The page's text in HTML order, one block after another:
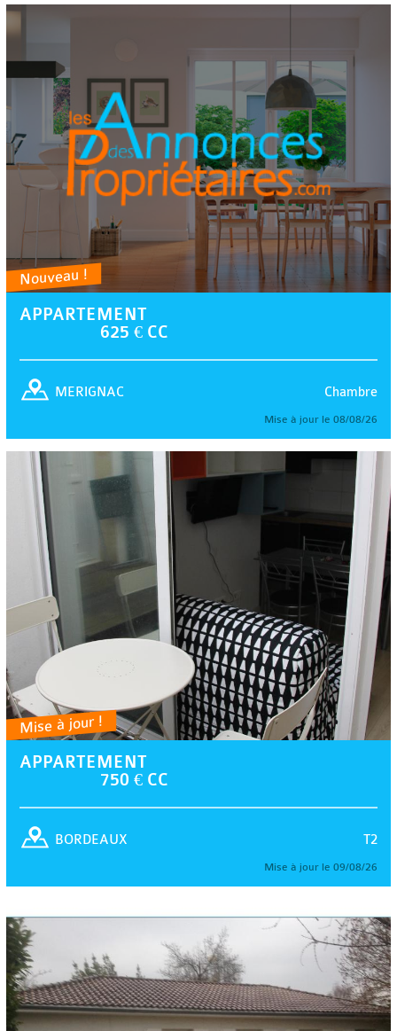
Nouveau !
APPARTEMENT
625 € CC
Chambre
MERIGNAC
Mise à jour le 08/08/26
Mise à jour !
APPARTEMENT
750 € CC
T2
BORDEAUX
Mise à jour le 09/08/26